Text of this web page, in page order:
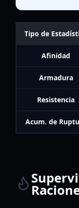
Tipo de
Afinidad
Armadura
Resistencia
Acum. de